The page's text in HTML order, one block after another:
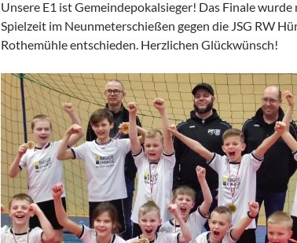
Unsere E1 ist Gemeindepokalsieger! Das Finale wurde
Spielzeit im Neunmeterschießen gegen die JSG RW
Rothemühle entschieden. Herzlichen Glückwünsch!